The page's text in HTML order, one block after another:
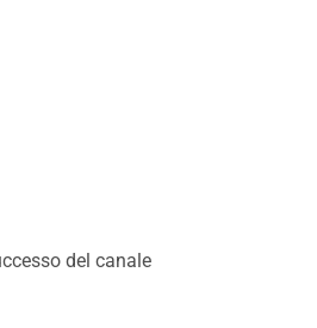
del canale